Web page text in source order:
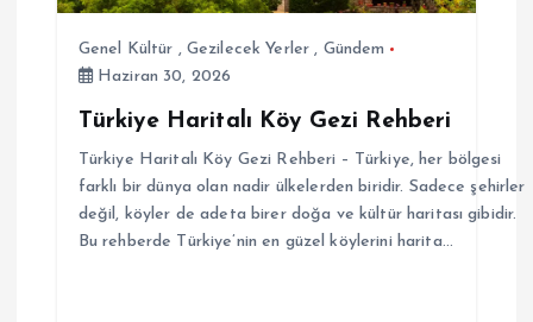
Genel Kültür , Gezilecek Yerler , Gündem
Haziran 30, 2026
Türkiye Haritalı Köy Gezi Rehberi
Türkiye Haritalı Köy Gezi Rehberi – Türkiye, her bölgesi
farklı bir dünya olan nadir ülkelerden biridir. Sadece şehirler
değil, köyler de adeta birer doğa ve kültür haritası gibidir.
Bu rehberde Türkiye’nin en güzel köylerini harita…